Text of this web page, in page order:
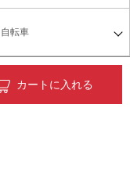
カートに入れる
自転車
オフィス家具